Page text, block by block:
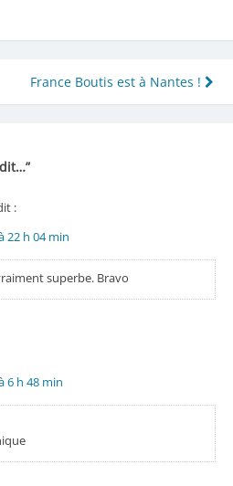
France Boutis est à Nantes !
”
:
22 h 04 min
superbe. Bravo
6 h 48 min